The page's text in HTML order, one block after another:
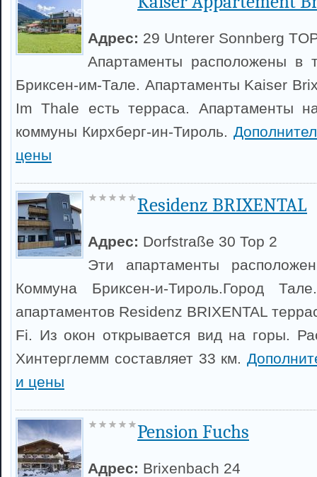
Адрес: 29 Unterer Sonnberg
Апартаменты расположены в
Бриксен-им-Тале. Апартаменты Kaiser
Im Thale есть терраса. Апартаменты
коммуны Кирхберг-ин-Тироль.
цены
Residenz BRIXENTAL
Адрес: Dorfstraße 30 Top 2
Эти апартаменты
Коммуна Бриксен-и-Тироль.Город
апартаментов Residenz BRIXENTAL
Fi. Из окон открывается вид на горы.
Хинтерглемм составляет 33 км.
и цены
Pension Fuchs
Адрес: Brixenbach 24